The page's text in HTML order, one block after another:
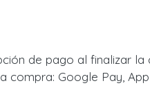
de pago al finalizar la
compra: Google Pay,